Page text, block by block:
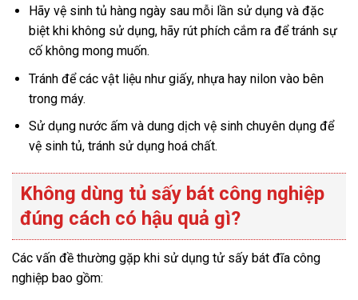
Hãy vệ sinh tủ hàng ngày sau mỗi lần sử dụng và đặc
biệt khi không sử dụng, hãy rút phích cắm ra để tránh sự
cố không mong muốn.
Tránh để các vật liệu như giấy, nhựa hay nilon vào bên
trong máy.
Sử dụng nước ấm và dung dịch vệ sinh chuyên dụng để
vệ sinh tủ, tránh sử dụng hoá chất.
Không dùng tủ sấy bát công nghiệp
đúng cách có hậu quả gì?
Các vấn đề thường gặp khi sử dụng tử sấy bát đĩa công
nghiệp bao gồm: